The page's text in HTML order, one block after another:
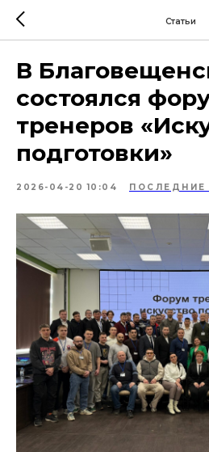
Статьи
В
состоялся
тренеров
подготовки»
2026-04-20 10:04 ПОСЛЕДНИЕ